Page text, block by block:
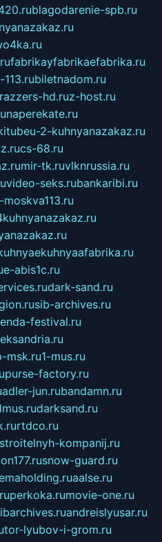
blagodarenie-spb.ru
fabrikayfabrikaefabrika.ru
biletnadom.ru
hd.ruz-host.ru
naperekate.ru
2-kuhnyanazakaz.ru
cs-68.ru
mir-tk.ruvlknrussia.ru
video-seks.rubankaribi.ru
e-abis1c.ru
dark-sand.ru
sib-archives.ru
festival.ru
msk.ru1-mus.ru
purse-factory.ru
adler-jun.rubandamn.ru
darksand.ru
rtdco.ru
kompanij.ru
snow-guard.ru
aalse.ru
perkoka.rumovie-one.ru
andreislyusar.ru
tor-lyubov-i-grom.ru